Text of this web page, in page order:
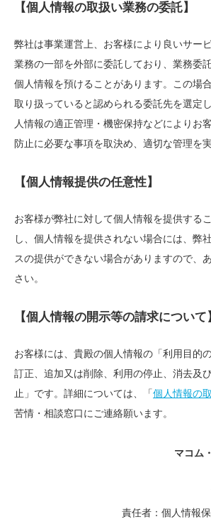
【個人情報の取扱い業務の委託】
弊社は事業運営上、お客様により良いサー
業務の一部を外部に委託しており、業務委
個人情報を預けることがあります。この場
取り扱っていると認められる委託先を選定
人情報の適正管理・機密保持などによりお
防止に必要な事項を取決め、適切な管理を
【個人情報提供の任意性】
お客様が弊社に対して個人情報を提供する
し、個人情報を提供されない場合には、弊
スの提供ができない場合がありますので、
さい。
【個人情報の開示等の請求について
お客様には、貴殿の個人情報の「利用目的
訂正、追加又は削除、利用の停止、消去及
止」です。詳細については、「個人情報の
苦情・相談窓口にご連絡願います。
マコム
責任者：個人情報